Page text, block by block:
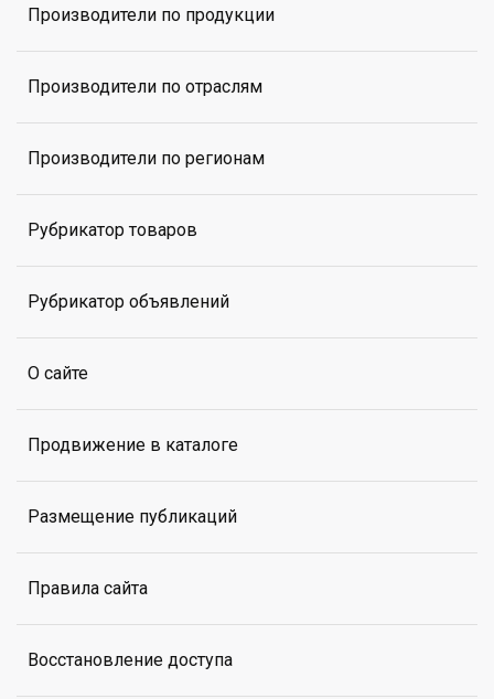
Производители по продукции
Производители по отраслям
Производители по регионам
Рубрикатор товаров
Рубрикатор объявлений
О сайте
Продвижение в каталоге
Размещение публикаций
Правила сайта
Восстановление доступа